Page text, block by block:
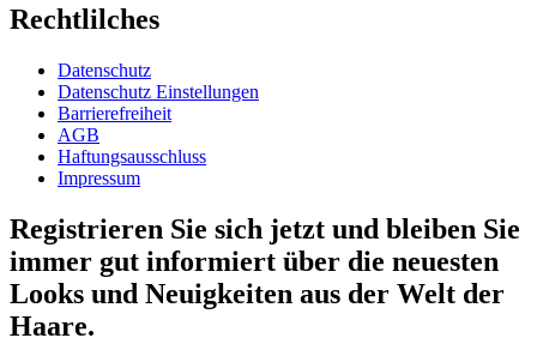
Rechtlilches
Datenschutz
Datenschutz Einstellungen
Barrierefreiheit
AGB
Haftungsausschluss
Impressum
Registrieren Sie sich jetzt und bleiben Sie
immer gut informiert über die neuesten
Looks und Neuigkeiten aus der Welt der
Haare.